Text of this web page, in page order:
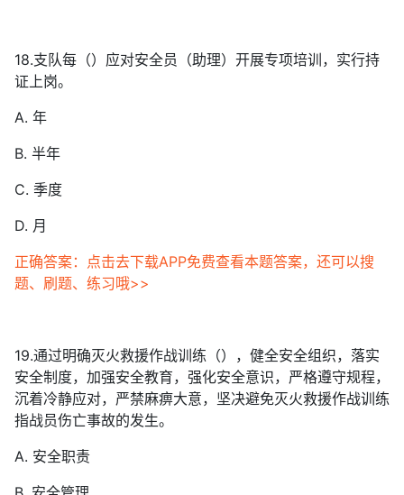
18.支队每（）应对安全员（助理）开展专项培训，实行持
证上岗。
A. 年
B. 半年
C. 季度
D. 月
正确答案：点击去下载APP免费查看本题答案，还可以搜
题、刷题、练习哦>>
19.通过明确灭火救援作战训练（），健全安全组织，落实
安全制度，加强安全教育，强化安全意识，严格遵守规程，
沉着冷静应对，严禁麻痹大意，坚决避免灭火救援作战训练
指战员伤亡事故的发生。
A. 安全职责